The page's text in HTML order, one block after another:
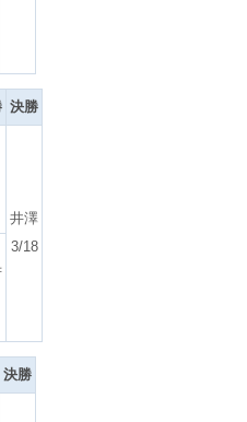
決勝
井澤
3/18
決勝